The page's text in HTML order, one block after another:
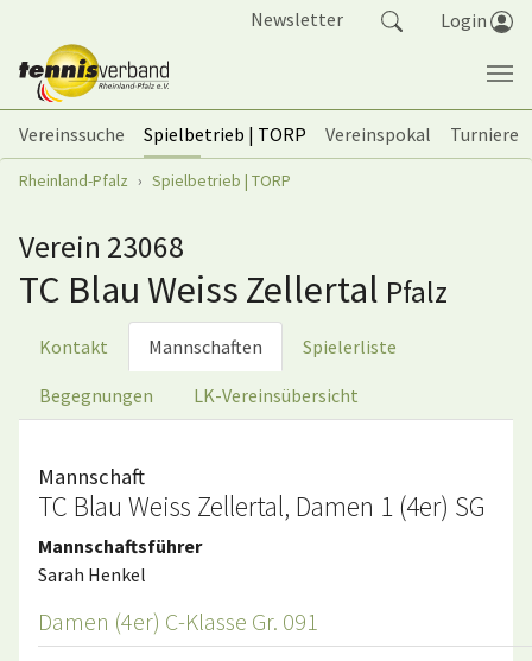
Newsletter Login
Vereinssuche Spielbetrieb | TORP Vereinspokal
Turniere
Sie sind hier:
Rheinland-Pfalz Spielbetrieb | TORP
Verein 23068
TC Blau Weiss Zellertal Pfalz
Kontakt Mannschaften Spielerliste
Begegnungen LK-Vereinsübersicht
Mannschaft
TC Blau Weiss Zellertal, Damen 1 (4er) SG
Mannschaftsführer
Sarah Henkel
Damen (4er) C-Klasse Gr. 091